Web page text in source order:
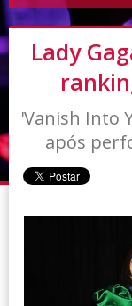
Lady
'Vanish Into
após